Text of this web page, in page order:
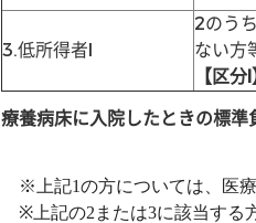
療養病床に入院したときの標準
3.低所得者I
2のう
ない方
【区分I
※上記1の方については、医療
※上記の2または3に該当する